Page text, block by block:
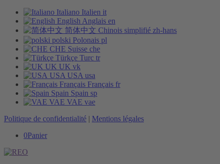
Italiano Italien it
English Anglais en
简体中文 Chinois simplifié zh-hans
polski Polonais pl
CHE Suisse che
Türkçe Turc tr
UK UK vk
USA USA usa
Français Français fr
Spain Spain sp
VAE VAE vae
Politique de confidentialité | Mentions légales
0Panier